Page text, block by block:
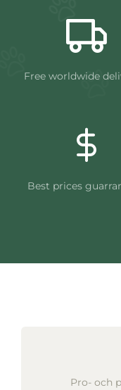
Free worldwide
Best prices
Pro- och